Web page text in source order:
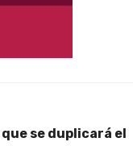
se duplicará el